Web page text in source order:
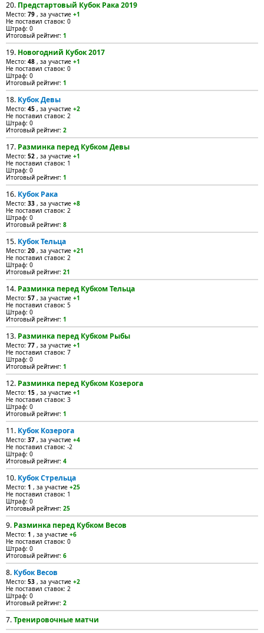
20. Предстартовый Кубок Рака 2019
Место: 79 , за участие +1
Не поставил ставок: 0
Штраф: 0
Итоговый рейтинг: 1
19. Новогодний Кубок 2017
Место: 48 , за участие +1
Не поставил ставок: 0
Штраф: 0
Итоговый рейтинг: 1
18. Кубок Девы
Место: 45 , за участие +2
Не поставил ставок: 2
Штраф: 0
Итоговый рейтинг: 2
17. Разминка перед Кубком Девы
Место: 52 , за участие +1
Не поставил ставок: 1
Штраф: 0
Итоговый рейтинг: 1
16. Кубок Рака
Место: 33 , за участие +8
Не поставил ставок: 2
Штраф: 0
Итоговый рейтинг: 8
15. Кубок Тельца
Место: 20 , за участие +21
Не поставил ставок: 2
Штраф: 0
Итоговый рейтинг: 21
14. Разминка перед Кубком Тельца
Место: 57 , за участие +1
Не поставил ставок: 5
Штраф: 0
Итоговый рейтинг: 1
13. Разминка перед Кубком Рыбы
Место: 77 , за участие +1
Не поставил ставок: 7
Штраф: 0
Итоговый рейтинг: 1
12. Разминка перед Кубком Козерога
Место: 15 , за участие +1
Не поставил ставок: 3
Штраф: 0
Итоговый рейтинг: 1
11. Кубок Козерога
Место: 37 , за участие +4
Не поставил ставок: -2
Штраф: 0
Итоговый рейтинг: 4
10. Кубок Стрельца
Место: 1 , за участие +25
Не поставил ставок: 1
Штраф: 0
Итоговый рейтинг: 25
9. Разминка перед Кубком Весов
Место: 1 , за участие +6
Не поставил ставок: 0
Штраф: 0
Итоговый рейтинг: 6
8. Кубок Весов
Место: 53 , за участие +2
Не поставил ставок: 2
Штраф: 0
Итоговый рейтинг: 2
7.Тренировочные матчи